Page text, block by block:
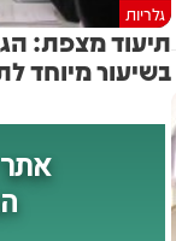
גלריות
תיעוד מצפת:
בשיעור מיוחד